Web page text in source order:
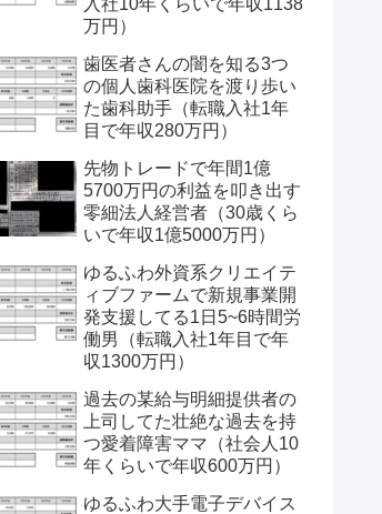
万円）
歯医者さんの闇を知る3つ
の個人歯科医院を渡り歩い
た歯科助手（転職入社1年
目で年収280万円）
先物トレードで年間1億
5700万円の利益を叩き出す
零細法人経営者（30歳くら
いで年収1億5000万円）
ゆるふわ外資系クリエイテ
ィブファームで新規事業開
発支援してる1日5~6時間労
働男（転職入社1年目で年
収1300万円）
過去の某給与明細提供者の
上司してた壮絶な過去を持
つ愛着障害ママ（社会人10
年くらいで年収600万円）
ゆるふわ大手電子デバイス